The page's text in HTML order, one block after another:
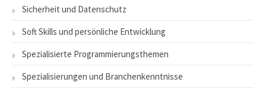
Sicherheit und Datenschutz
Soft Skills und persönliche Entwicklung
Spezialisierte Programmierungsthemen
Spezialisierungen und Branchenkenntnisse